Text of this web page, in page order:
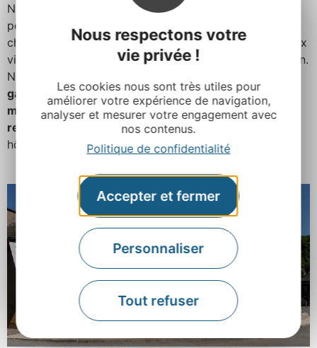
Nous respectons votre
vie privée !
Les cookies nous sont très utiles pour
améliorer votre expérience de navigation,
analyser et mesurer votre engagement avec
nos contenus.
Politique de confidentialité
Accepter et fermer
Personnaliser
Tout refuser
Notre établissement est familial et a été rénové peu à
peu depuis notre arrivée. Nous disposons de 7
chambres, dont chacune a son style, ce qui permet aux
visiteurs des haltes de plusieurs jours dans notre région.
Nous proposons au restaurant
gastronomique contemporaine, biologique, de
marché,avec une pointe d’épices et beaucoup de
respect du produit
pour exalter les papilles de nos
hôtes.